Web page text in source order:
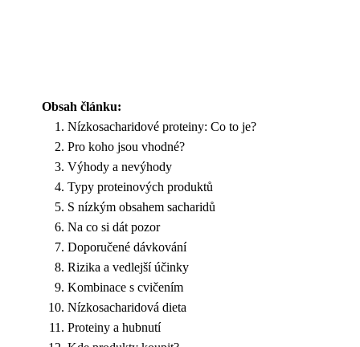
Obsah článku:
Nízkosacharidové proteiny: Co to je?
Pro koho jsou vhodné?
Výhody a nevýhody
Typy proteinových produktů
S nízkým obsahem sacharidů
Na co si dát pozor
Doporučené dávkování
Rizika a vedlejší účinky
Kombinace s cvičením
Nízkosacharidová dieta
Proteiny a hubnutí